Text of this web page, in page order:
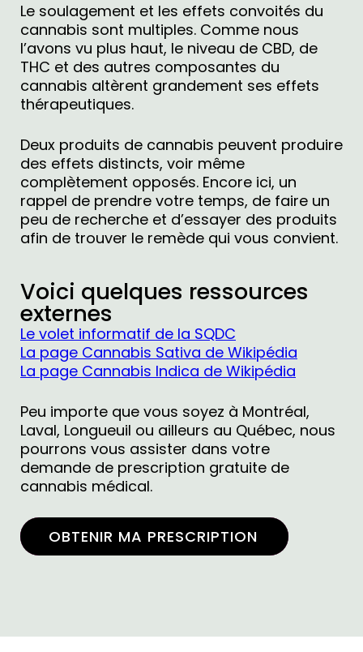
Le soulagement et les effets convoités du
cannabis sont multiples. Comme nous
l’avons vu plus haut, le niveau de CBD, de
THC et des autres composantes du
cannabis altèrent grandement ses effets
thérapeutiques.
Deux produits de cannabis peuvent produire
des effets distincts, voir même
complètement opposés. Encore ici, un
rappel de prendre votre temps, de faire un
peu de recherche et d’essayer des produits
afin de trouver le remède qui vous convient.
Voici quelques ressources
externes
Le volet informatif de la SQDC
La page Cannabis Sativa de Wikipédia
La page Cannabis Indica de Wikipédia
Peu importe que vous soyez à Montréal,
Laval, Longueuil ou ailleurs au Québec, nous
pourrons vous assister dans votre
demande de prescription gratuite de
cannabis médical.
OBTENIR MA PRESCRIPTION